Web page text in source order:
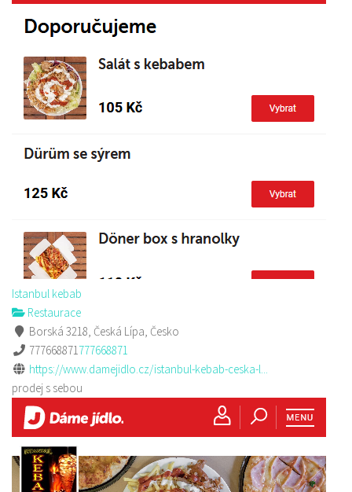
Istanbul kebab
Restaurace
Borská 3218, Česká Lípa, Česko
777668871777668871
https://www.damejidlo.cz/istanbul-kebab-ceska-l...
prodej s sebou